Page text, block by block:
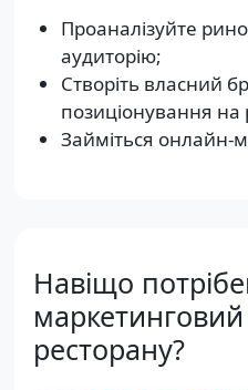
Проаналізуйте
аудиторію;
Створіть власний
позиціонування на
Займіться онлайн-
Навіщо
ресторану?